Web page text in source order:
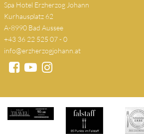
Spa Hotel Erzherzog Johann
Kurhausplatz 62
A-8990 Bad Aussee
+43 36 22 525 07 - 0
info@erzherzogjohann.at